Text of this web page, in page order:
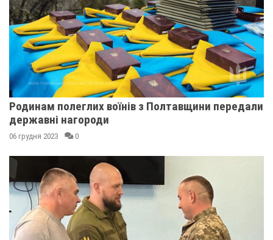
Родинам полеглих воїнів з Полтавщини передали
державні нагороди
06 грудня 2023 0